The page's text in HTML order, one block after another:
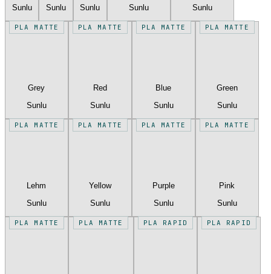
Sunlu
Sunlu
Sunlu
Sunlu
Sunlu
PLA MATTE
Grey
Sunlu
PLA MATTE
Red
Sunlu
PLA MATTE
Blue
Sunlu
PLA MATTE
Green
Sunlu
PLA MATTE
Lehm
Sunlu
PLA MATTE
Yellow
Sunlu
PLA MATTE
Purple
Sunlu
PLA MATTE
Pink
Sunlu
PLA MATTE PLA MATTE PLA RAPID PLA RAPID